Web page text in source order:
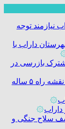
توجه
داراب با
بازرسی در
🔴دارابگرد فارس در مسیر یونسکو/تدوین نقشه راه ۵ ساله
۞
۞
سلاح جنگی و